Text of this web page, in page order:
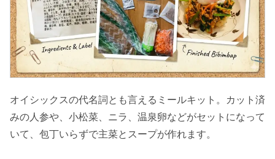
オイシックスの代名詞とも言えるミールキット。カット済
みの人参や、小松菜、ニラ、温泉卵などがセットになって
いて、包丁いらずで主菜とスープが作れます。